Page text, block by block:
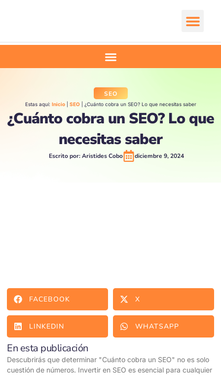
SEO
Estas aquí: Inicio| SEO| ¿Cuánto cobra un SEO? Lo que necesitas saber
¿Cuánto cobra un SEO? Lo que
necesitas saber
Escrito por:Aristides Cobo diciembre 9, 2024
FACEBOOK X
LINKEDIN WHATSAPP
En esta publicación
Descubrirás que determinar "Cuánto cobra un SEO" no es solo
cuestión de números. Invertir en SEO es esencial para cualquier